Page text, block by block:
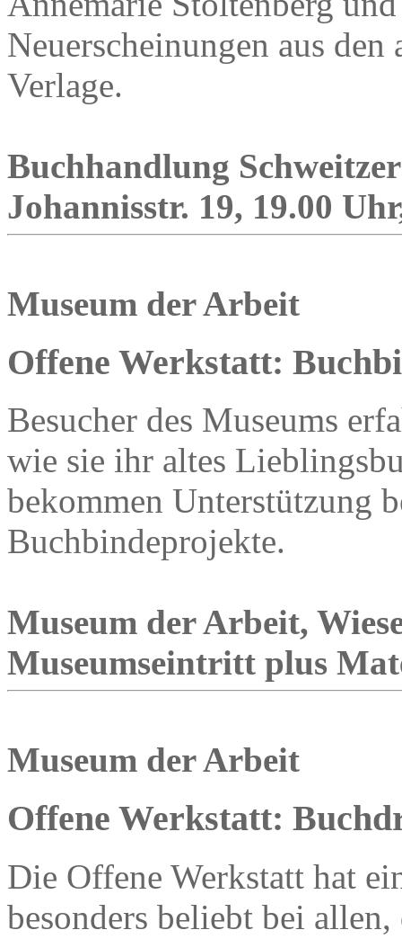
Neuerscheinungen aus
Verlage.
Buchhandlung
Johannisstr. 19, 19.00
Museum der Arbeit
Offene Werkstatt:
Besucher des Museums
wie sie ihr altes
bekommen Unterstützung
Buchbindeprojekte.
Museum der Arbeit,
Museumseintritt plus
Museum der Arbeit
Offene Werkstatt:
Die Offene Werkstatt hat
besonders beliebt bei